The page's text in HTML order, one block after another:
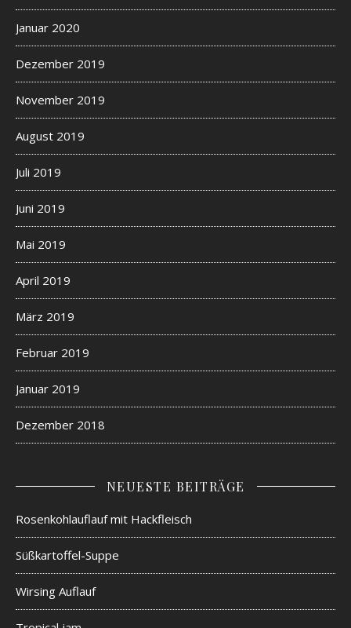
Januar 2020
Dezember 2019
November 2019
August 2019
Juli 2019
Juni 2019
Mai 2019
April 2019
März 2019
Februar 2019
Januar 2019
Dezember 2018
NEUESTE BEITRÄGE
Rosenkohlauflauf mit Hackfleisch
Süßkartoffel-Suppe
Wirsing Auflauf